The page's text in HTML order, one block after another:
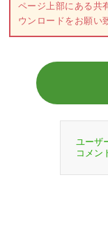
ページ上部にある共
ウンロードをお願い
ユーザ
コメン